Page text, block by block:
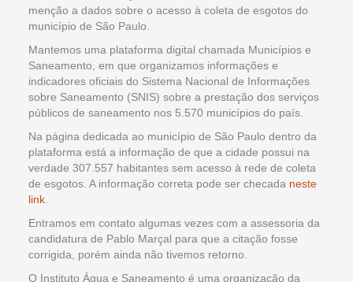
menção a dados sobre o acesso à coleta de esgotos do
município de São Paulo.
Mantemos uma plataforma digital chamada Municípios e
Saneamento, em que organizamos informações e
indicadores oficiais do Sistema Nacional de Informações
sobre Saneamento (SNIS) sobre a prestação dos serviços
públicos de saneamento nos 5.570 municípios do país.
Na página dedicada ao município de São Paulo dentro da
plataforma está a informação de que a cidade possui na
verdade 307.557 habitantes sem acesso à rede de coleta
de esgotos. A informação correta pode ser checada neste
link
Entramos em contato algumas vezes com a assessoria da
candidatura de Pablo Marçal para que a citação fosse
corrigida, porém ainda não tivemos retorno.
O Instituto Água e Saneamento é uma organização da